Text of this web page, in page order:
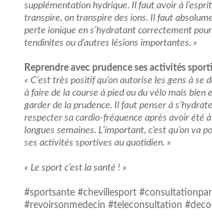
supplémentation hydrique. Il faut avoir à l’esprit
transpire, on transpire des ions. Il faut
perte ionique en s’hydratant correctement
tendinites ou d’autres lésions importantes. »
Reprendre avec prudence ses activités
« C’est très positif qu’on autorise les gens à se
à faire de la course à pied ou du vélo mais bien
garder de la prudence. Il faut penser à
respecter sa cardio-fréquence après avoir été à
longues semaines. L’important, c’est qu’on va
ses activités sportives au quotidien. »
« Le sport c’est la santé ! »
#sportsante #chevillesport
#revoirsonmedecin #teleconsultation